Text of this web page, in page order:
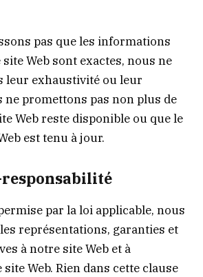
pas que les informations
Web sont exactes, nous ne
leur exhaustivité ou leur
ne promettons pas non plus de
Web reste disponible ou que le
est tenu à jour.
par la loi applicable, nous
représentations, garanties et
à notre site Web et à
Web. Rien dans cette clause